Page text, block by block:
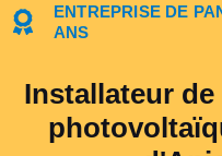
ENTREPRISE DE
ANS
Installateur